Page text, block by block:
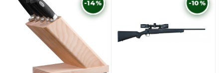
-14% -10%